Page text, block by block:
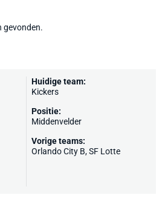
gevonden.
Huidige team:
Kickers
Positie:
Middenvelder
Vorige teams:
Orlando City B,SF Lotte